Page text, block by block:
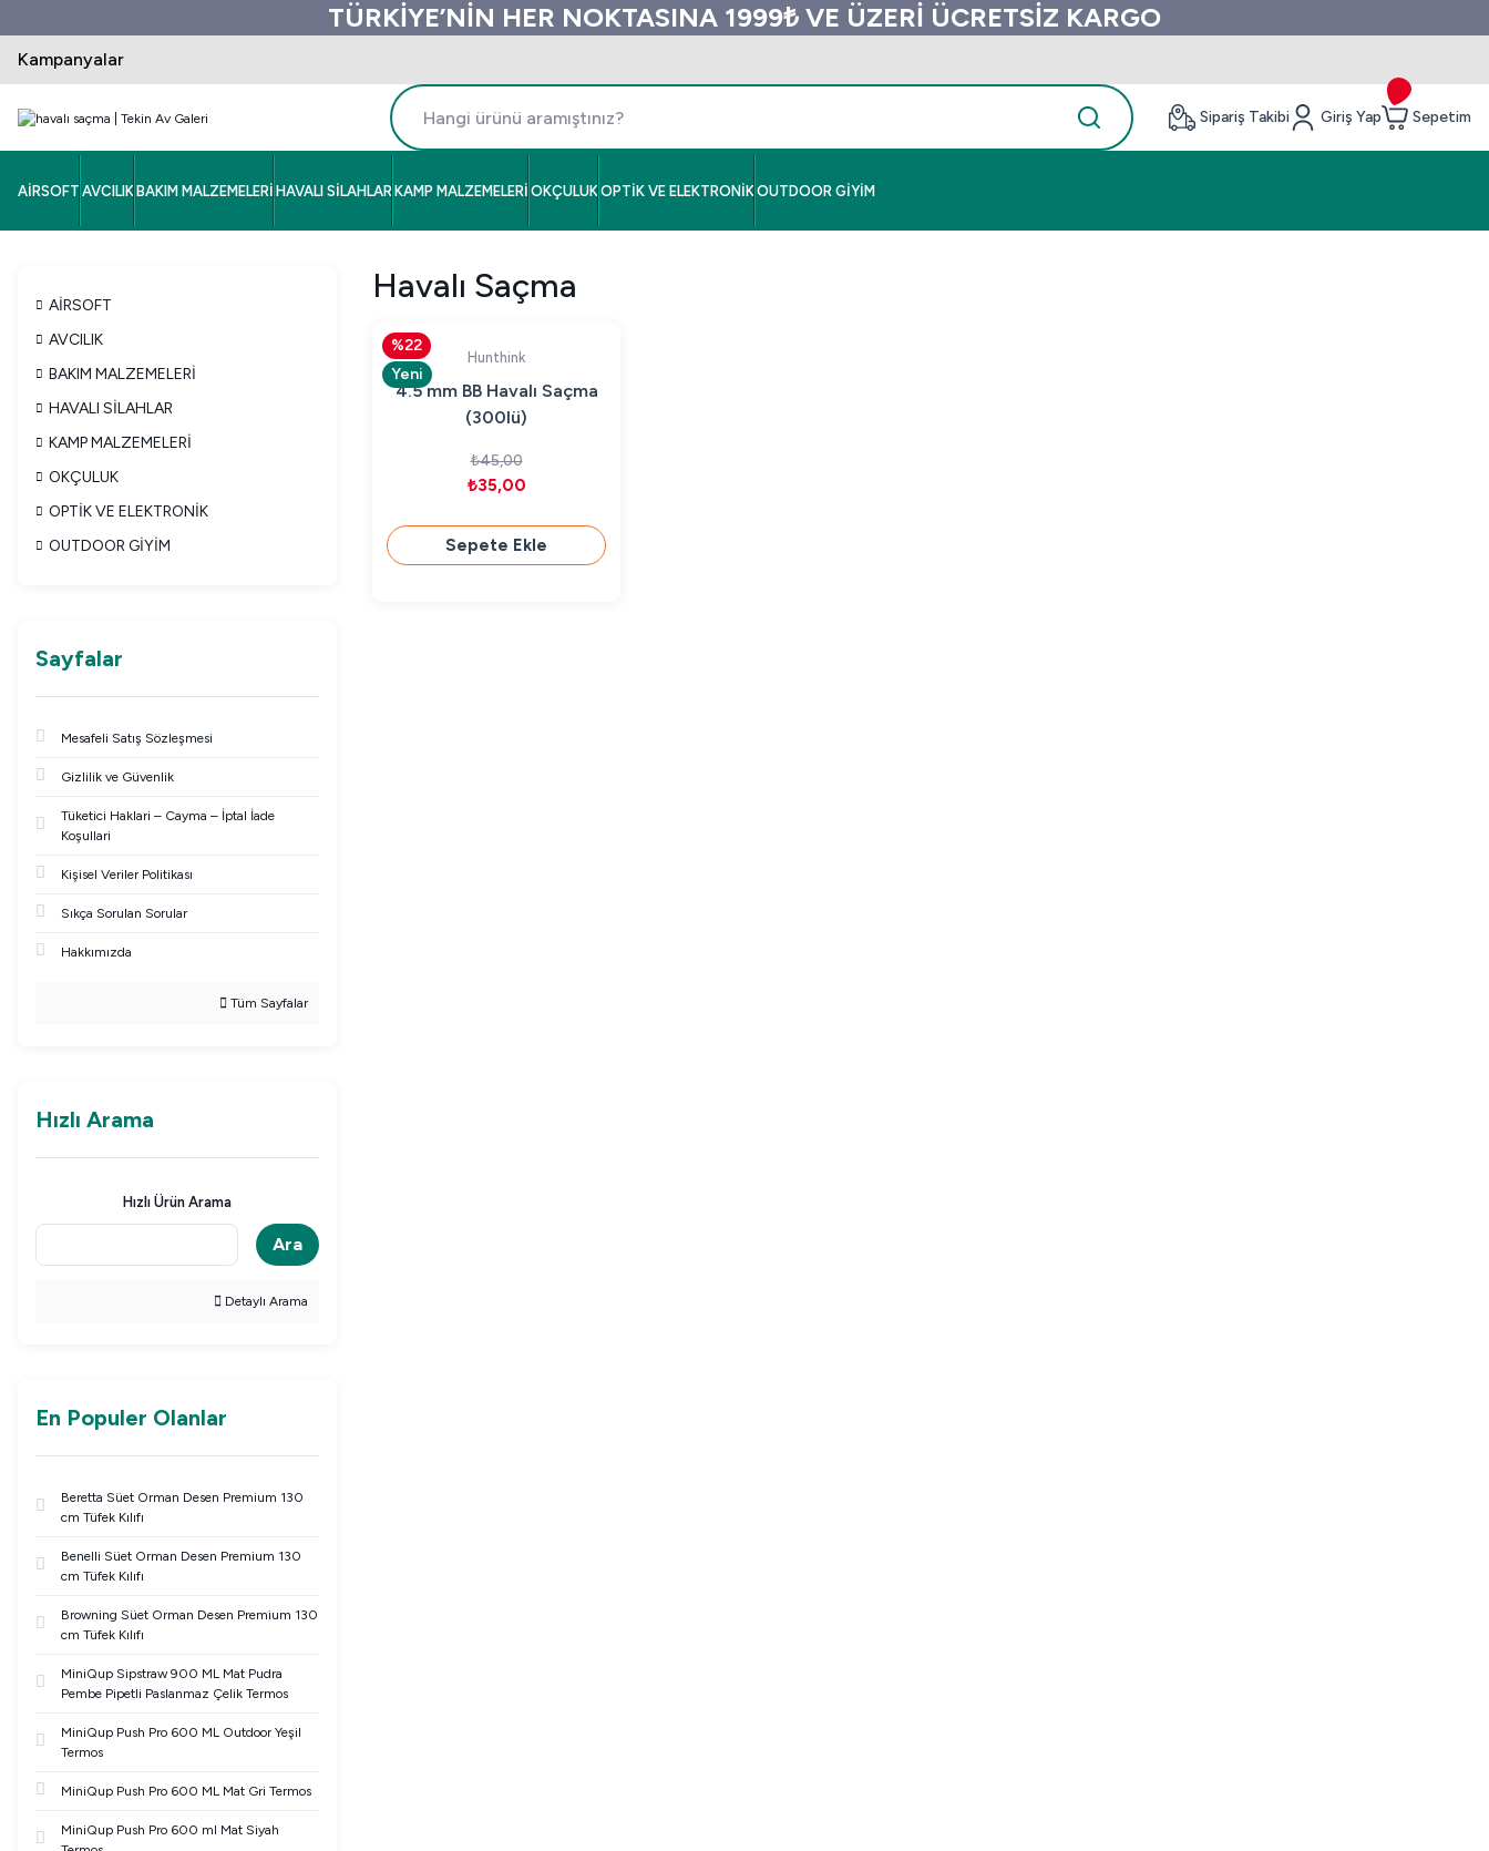
TÜRKİYE’NİN HER NOKTASINA 1999₺ VE ÜZERİ ÜCRETSİZ KARGO
Kampanyalar
Sipariş Takibi Giriş Yap Sepetim
AİRSOFT AVCILIK BAKIM MALZEMELERİ HAVALI SİLAHLAR KAMP MALZEMELERİ OKÇULUK OPTİK VE ELEKTRONİK OUTDOOR GİYİM
AİRSOFT
AVCILIK
BAKIM MALZEMELERİ
HAVALI SİLAHLAR
KAMP MALZEMELERİ
OKÇULUK
OPTİK VE ELEKTRONİK
OUTDOOR GİYİM
Sayfalar
Mesafeli Satış Sözleşmesi
Gizlilik ve Güvenlik
Tüketici Haklari – Cayma – İptal İade
Koşullari
Kişisel Veriler Politikası
Sıkça Sorulan Sorular
Hakkımızda
Tüm Sayfalar
Hızlı Arama
Hızlı Ürün Arama
Ara
Detaylı Arama
En Populer Olanlar
Beretta Süet Orman Desen Premium 130
cm Tüfek Kılıfı
Benelli Süet Orman Desen Premium 130
cm Tüfek Kılıfı
Browning Süet Orman Desen Premium 130
cm Tüfek Kılıfı
MiniQup Sipstraw 900 ML Mat Pudra
Pembe Pipetli Paslanmaz Çelik Termos
MiniQup Push Pro 600 ML Outdoor Yeşil
Termos
MiniQup Push Pro 600 ML Mat Gri Termos
MiniQup Push Pro 600 ml Mat Siyah
Havalı Saçma
%22
Yeni
Hunthink
4.5 mm BB Havalı Saçma
(300lü)
₺45,00
₺35,00
Sepete Ekle